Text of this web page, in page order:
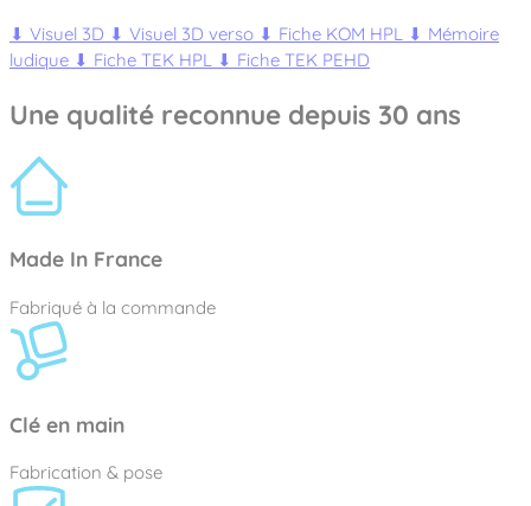
⬇ Visuel 3D ⬇ Visuel 3D verso ⬇ Fiche KOM HPL ⬇ Mémoire
ludique ⬇ Fiche TEK HPL ⬇ Fiche TEK PEHD
Une qualité reconnue depuis 30 ans
Made In France
Fabriqué à la commande
Clé en main
Fabrication & pose